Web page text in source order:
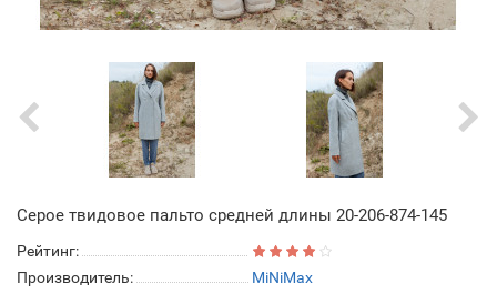
Серое твидовое пальто средней длины 20-206-874-145
Рейтинг:
Производитель:
MiNiMax